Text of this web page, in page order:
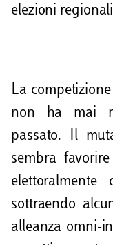
elezioni
La
non ha mai
passato. Il
sembra
elettoralmente
sottraendo
alleanza omni-